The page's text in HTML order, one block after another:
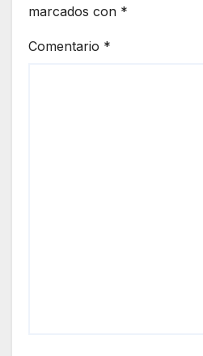
marcados con *
Comentario *